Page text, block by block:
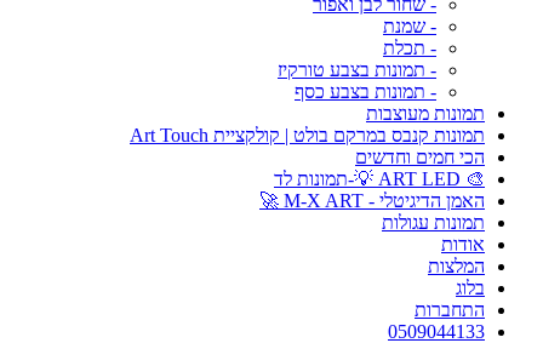
- שחור לבן ואפור
- שמנת
- תכלת
- תמונות בצבע טורקיז
- תמונות בצבע כסף
תמונות מעוצבות
תמונות קנבס במרקם בולט | קולקציית Art Touch
הכי חמים וחדשים
🎨 ART LED 💡-תמונות לד
האמן הדיגיטלי - M-X ART 🚀
תמונות עגולות
אודות
המלצות
בלוג
התחברות
0509044133